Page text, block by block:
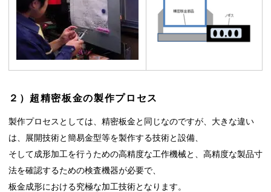
２）超精密板金の製作プロセス
製作プロセスとしては、精密板金と同じなのですが、大きな違い
は、展開技術と簡易金型等を製作する技術と設備、
そして成形加工を行うための高精度な工作機械と、高精度な製品寸
法を確認するための検査機器が必要で、
板金成形における究極な加工技術となります。